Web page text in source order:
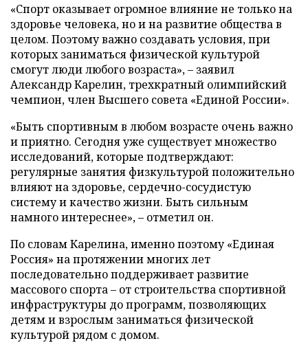
«Спорт оказывает огромное влияние не только на
здоровье человека, но и на развитие общества в
целом. Поэтому важно создавать условия, при
которых заниматься физической культурой
смогут люди любого возраста», – заявил
Александр Карелин, трехкратный олимпийский
чемпион, член Высшего совета «Единой России».
«Быть спортивным в любом возрасте очень важно
и приятно. Сегодня уже существует множество
исследований, которые подтверждают:
регулярные занятия физкультурой положительно
влияют на здоровье, сердечно-сосудистую
систему и качество жизни. Быть сильным
намного интереснее», – отметил он.
По словам Карелина, именно поэтому «Единая
Россия» на протяжении многих лет
последовательно поддерживает развитие
массового спорта – от строительства спортивной
инфраструктуры до программ, позволяющих
детям и взрослым заниматься физической
культурой рядом с домом.